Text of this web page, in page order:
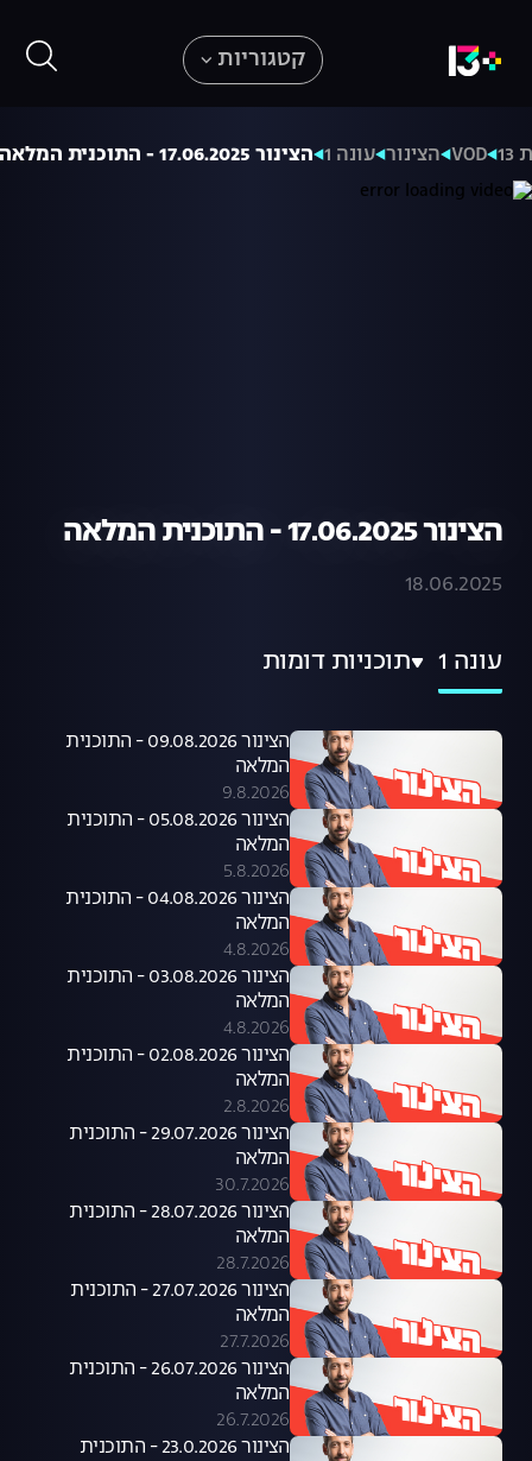
קטגוריות
VOD הצינור עונה 1 הצינור 17.06.2025 - התוכנית המלאה
הצינור 17.06.2025 - התוכנית המלאה
18.06.2025
עונה 1 תוכניות דומות
הצינור 09.08.2026 - התוכנית
המלאה
9.8.2026
הצינור 05.08.2026 - התוכנית
המלאה
5.8.2026
הצינור 04.08.2026 - התוכנית
המלאה
4.8.2026
הצינור 03.08.2026 - התוכנית
המלאה
4.8.2026
הצינור 02.08.2026 - התוכנית
המלאה
2.8.2026
הצינור 29.07.2026 - התוכנית
המלאה
30.7.2026
הצינור 28.07.2026 - התוכנית
המלאה
28.7.2026
הצינור 27.07.2026 - התוכנית
המלאה
27.7.2026
הצינור 26.07.2026 - התוכנית
המלאה
26.7.2026
הצינור 23.0.2026 - התוכנית